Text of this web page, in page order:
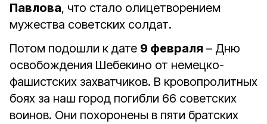
Павлова, что стало олицетворением
мужества советских солдат.
Потом подошли к дате 9 февраля – Дню
освобождения Шебекино от немецко-
фашистских захватчиков. В кровопролитных
боях за наш город погибли 66 советских
воинов. Они похоронены в пяти братских